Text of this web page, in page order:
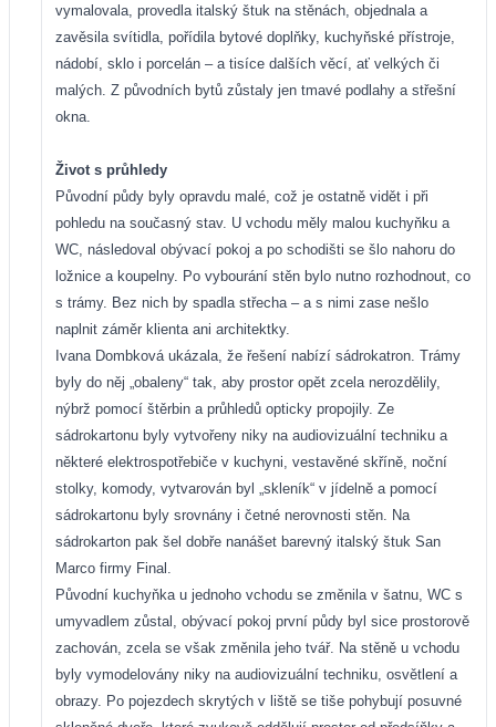
vymalovala, provedla italský štuk na stěnách, objednala a
zavěsila svítidla, pořídila bytové doplňky, kuchyňské přístroje,
nádobí, sklo i porcelán – a tisíce dalších věcí, ať velkých či
malých. Z původních bytů zůstaly jen tmavé podlahy a střešní
okna.
Život s průhledy
Původní půdy byly opravdu malé, což je ostatně vidět i při
pohledu na současný stav. U vchodu měly malou kuchyňku a
WC, následoval obývací pokoj a po schodišti se šlo nahoru do
ložnice a koupelny. Po vybourání stěn bylo nutno rozhodnout, co
s trámy. Bez nich by spadla střecha – a s nimi zase nešlo
naplnit záměr klienta ani architektky.
Ivana Dombková ukázala, že řešení nabízí sádrokatron. Trámy
byly do něj „obaleny“ tak, aby prostor opět zcela nerozdělily,
nýbrž pomocí štěrbin a průhledů opticky propojily. Ze
sádrokartonu byly vytvořeny niky na audiovizuální techniku a
některé elektrospotřebiče v kuchyni, vestavěné skříně, noční
stolky, komody, vytvarován byl „skleník“ v jídelně a pomocí
sádrokartonu byly srovnány i četné nerovnosti stěn. Na
sádrokarton pak šel dobře nanášet barevný italský štuk San
Marco firmy Final.
Původní kuchyňka u jednoho vchodu se změnila v šatnu, WC s
umyvadlem zůstal, obývací pokoj první půdy byl sice prostorově
zachován, zcela se však změnila jeho tvář. Na stěně u vchodu
byly vymodelovány niky na audiovizuální techniku, osvětlení a
obrazy. Po pojezdech skrytých v liště se tiše pohybují posuvné